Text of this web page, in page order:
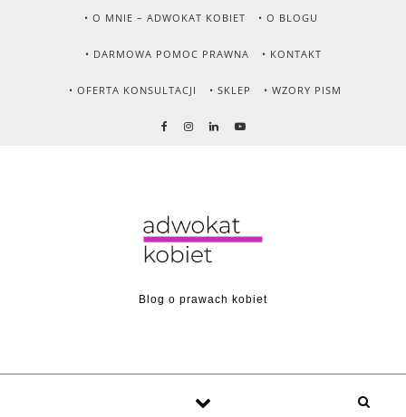
• O MNIE – ADWOKAT KOBIET • O BLOGU
• DARMOWA POMOC PRAWNA • KONTAKT
• OFERTA KONSULTACJI • SKLEP • WZORY PISM
Blog o prawach kobiet